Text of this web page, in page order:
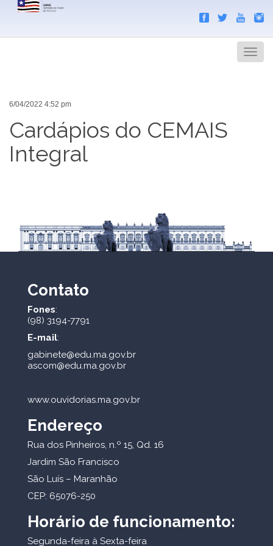
Menu
6/04/2022 4:52 pm
Cardápios do CEMAIS
Integral
Contato
Fones:
(98) 3194-7791
E-mail:
gabinete@edu.ma.gov.br
ascom@edu.ma.gov.br
www.ouvidorias.ma.gov.br
Endereço
Rua dos Pinheiros, n.º 15, Qd. 16
Jardim São Francisco
São Luís – Maranhão
CEP: 65076-250
Horário de funcionamento:
Segunda-feira à Sexta-feira